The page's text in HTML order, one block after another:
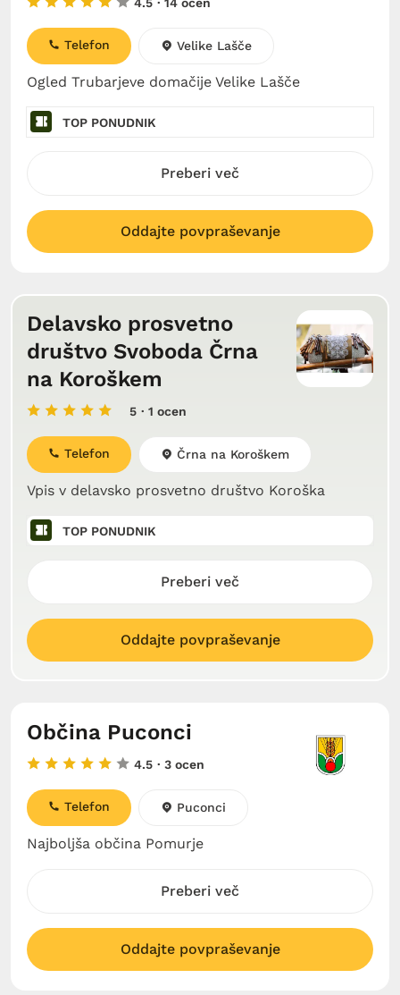
Ogled Trubarjeve domačije Velike Lašče
Telefon Velike Lašče
TOP PONUDNIK
Preberi več
Oddajte povpraševanje
Delavsko prosvetno
društvo Svoboda Črna
na Koroškem
5 · 1 ocen
Vpis v delavsko prosvetno društvo Koroška
Telefon Črna na Koroškem
TOP PONUDNIK
Preberi več
Oddajte povpraševanje
Občina Puconci
4.5 · 3 ocen
Najboljša občina Pomurje
Telefon Puconci
Preberi več
Oddajte povpraševanje